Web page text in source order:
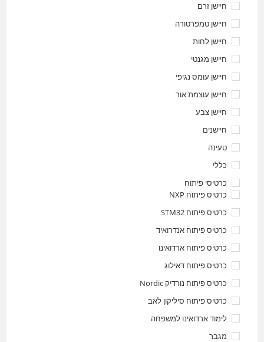
חיישן זרם
חיישן טמפרטורה
חיישן לחות
חיישן מגנטי
חיישן עומס נגיפי
חיישן עוצמת אור
חיישן צבע
חיישנים
טעינה
כללי
כרטיסי פיתוח
כרטיס פיתוח NXP
כרטיס פיתוח STM32
כרטיס פיתוח אנדרואיד
כרטיס פיתוח ארדואינו
כרטיס פיתוח דאילוג
כרטיס פיתוח נורדיק Nordic
כרטיס פיתוח סיליקון לאב
לימוד ארדואינו למשפחה
מגבר